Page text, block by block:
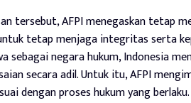
tersebut, AFPI menegaskan tetap
tetap menjaga integritas serta
sebagai negara hukum, Indonesia
secara adil. Untuk itu, AFPI
dengan proses hukum yang berlaku.